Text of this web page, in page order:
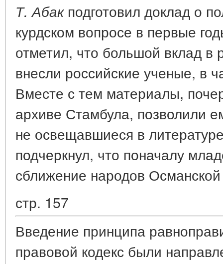
Т. Абакподготовил доклад о
курдском вопросе в первые
отметил, что большой вклад в
внесли российские ученые, в
Вместе с тем материалы,
архиве Стамбула, позволили
не освещавшиеся в
подчеркнул, что поначалу
сближение народов
стр. 157
Введение принципа
правовой кодекс были